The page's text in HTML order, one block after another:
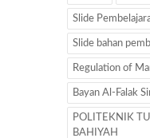
Slide
Slide bahan
Regulation of
Bayan Al-Falak
POLITEKNIK
BAHIYAH